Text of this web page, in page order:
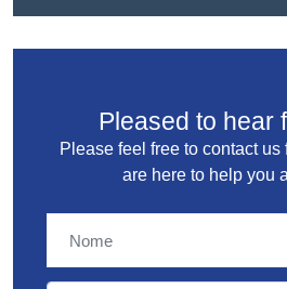
Pleased to hear
Please feel free to contact
are here to help you